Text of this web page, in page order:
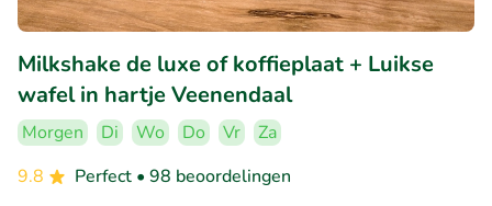
Milkshake de luxe of koffieplaat + Luikse
wafel in hartje Veenendaal
Morgen Di Wo Do Vr
Za
9.8
Perfect • 98 beoordelingen